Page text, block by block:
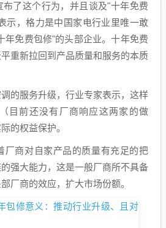
了这个行为，并且谈及"十年免费
示，格力是中国家电行业里唯一敢
年免费包修"的头部企业。十年免费
重新拉回到产品质量和服务的本质
的服务升级，行业专家表示，这样
目前还没有厂商响应这两家的做
的权益保护。
厂商对自家产品的质量有充足的把
强大能力，这是一般厂商所不具备
厂商的效应，扩大市场份额。